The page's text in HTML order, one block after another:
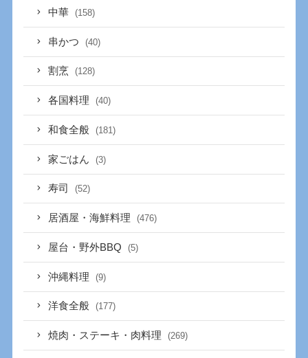
中華 (158)
串かつ (40)
割烹 (128)
各国料理 (40)
和食全般 (181)
家ごはん (3)
寿司 (52)
居酒屋・海鮮料理 (476)
屋台・野外BBQ (5)
沖縄料理 (9)
洋食全般 (177)
焼肉・ステーキ・肉料理 (269)